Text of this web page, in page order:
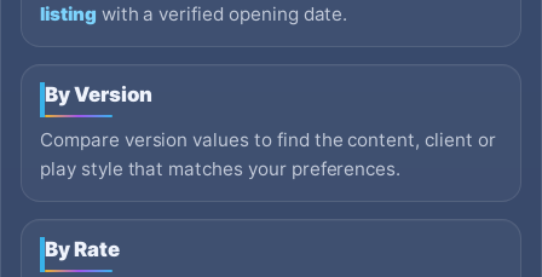
listing with a verified opening date.
By Version
Compare version values to find the content, client or
play style that matches your preferences.
By Rate